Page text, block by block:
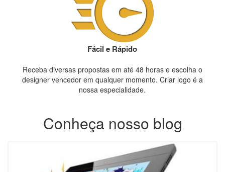
Fácil e Rápido
Receba diversas propostas em até 48 horas e escolha o
designer vencedor em qualquer momento. Criar logo é a
nossa especialidade.
Conheça nosso blog